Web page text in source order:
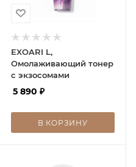
EXOARI L,
Омолаживающий тонер
с экзосомами
5 890 ₽
В КОРЗИНУ